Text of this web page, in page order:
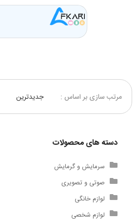
مرتب سازی بر اساس : جدیدترین
دسته های محصولات
سرمایش و گرمایش
صوتی و تصویری
لوازم خانگی
لوازم شخصی